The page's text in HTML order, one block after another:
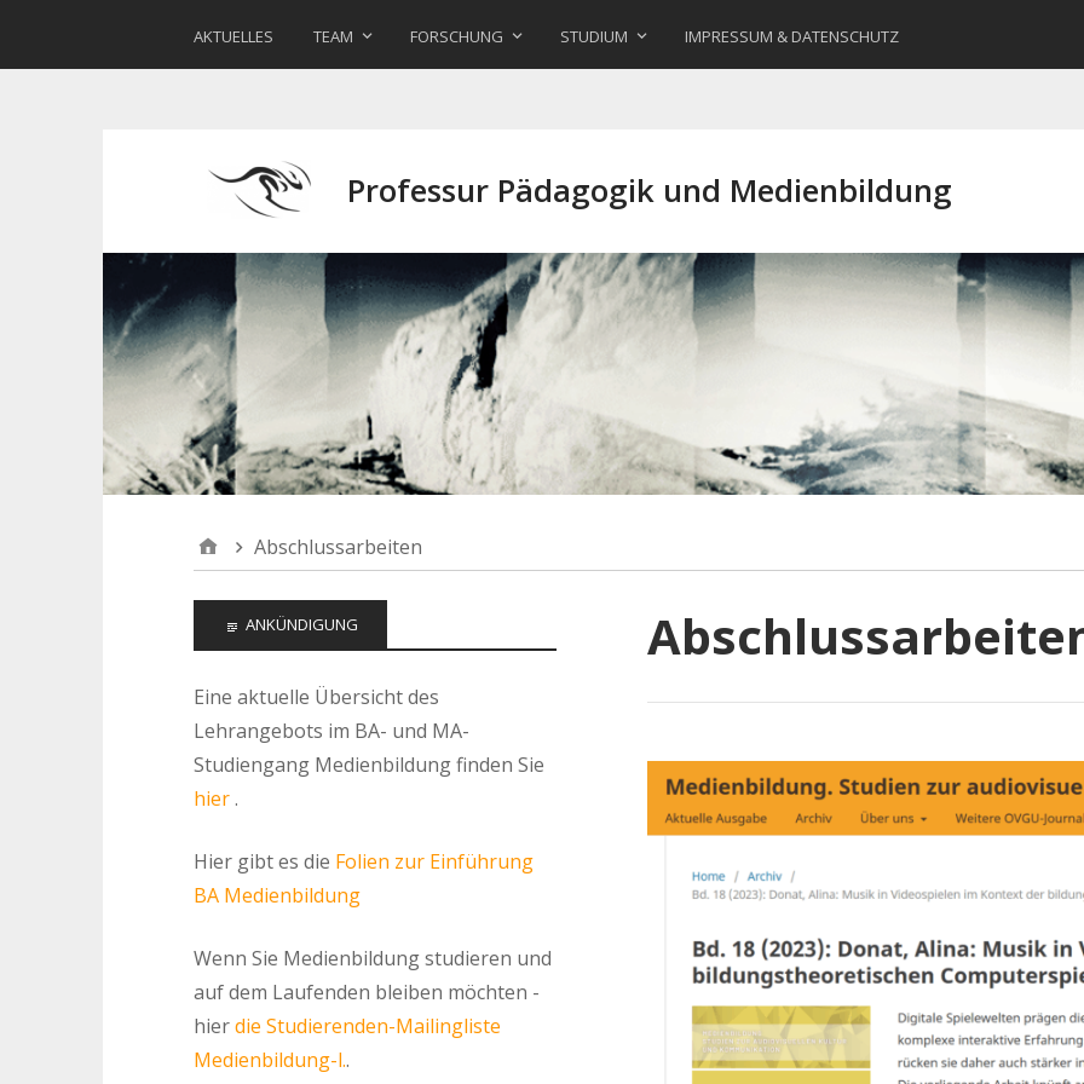
AKTUELLES TEAM FORSCHUNG STUDIUM IMPRESSUM & DATENSCHUTZ
Professur Pädagogik und Medienbildung
Abschlussarbeiten
ANKÜNDIGUNG
Eine aktuelle Übersicht des
Lehrangebots im BA- und MA-
Studiengang Medienbildung finden Sie
hier.
Hier gibt es die Folien zur Einführung
BA Medienbildung
Wenn Sie Medienbildung studieren und
auf dem Laufenden bleiben möchten -
hierdie Studierenden-Mailingliste
Medienbildung-l..